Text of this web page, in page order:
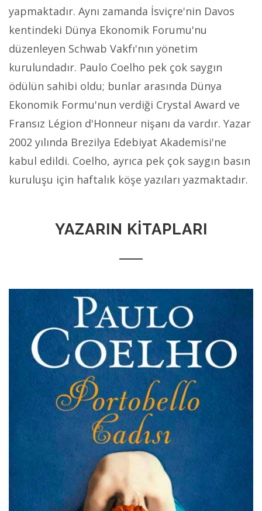
yapmaktadır. Aynı zamanda İsviçre'nin Davos
kentindeki Dünya Ekonomik Forumu'nu
düzenleyen Schwab Vakfı'nın yönetim
kurulundadır. Paulo Coelho pek çok saygın
ödülün sahibi oldu; bunlar arasında Dünya
Ekonomik Formu'nun verdiği Crystal Award ve
Fransız Légion d'Honneur nişanı da vardır. Yazar
2002 yılında Brezilya Edebiyat Akademisi'ne
kabul edildi. Coelho, ayrıca pek çok saygın basın
kuruluşu için haftalık köşe yazıları yazmaktadır.
YAZARIN KİTAPLARI